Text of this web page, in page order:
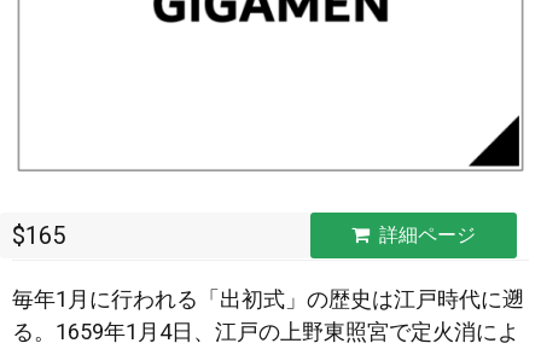
$165 詳細ページ
毎年1月に行われる「出初式」の歴史は江戸時代に遡
る。1659年1月4日、江戸の上野東照宮で定火消によ